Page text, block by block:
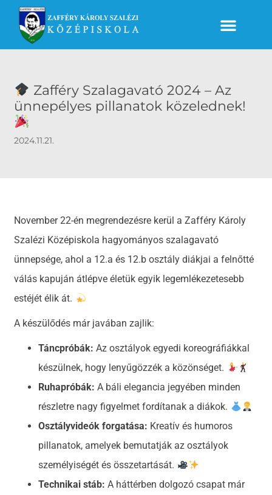
Zafféry Szalagavató 2024 – Az
ünnepélyes pillanatok közelednek!
2024.11.21.
November 22-én megrendezésre kerül a Zafféry Károly
Szalézi Középiskola hagyományos szalagavató
ünnepsége, ahol a 12.a és 12.b osztály diákjai a felnőtté
válás kapuján átlépve életük egyik legemlékezetesebb
estéjét élik át.
A készülődés már javában zajlik:
Táncpróbák: Az osztályok egyedi koreográfiákkal
készülnek, hogy lenyűgözzék a közönséget.
Ruhapróbák: A báli elegancia jegyében minden
részletre nagy figyelmet fordítanak a diákok.
Osztályvideók forgatása: Kreatív és humoros
pillanatok, amelyek bemutatják az osztályok
személyiségét és összetartását.
Technikai stáb: A háttérben dolgozó csapat már